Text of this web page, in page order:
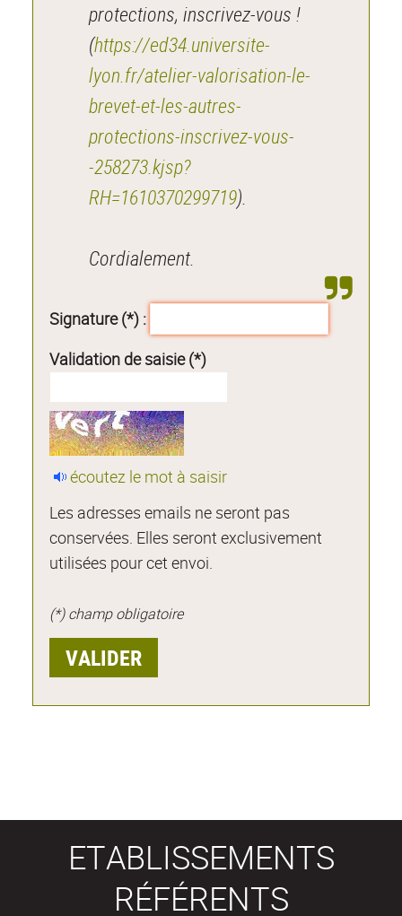
protections, inscrivez-vous !
(https://ed34.universite-
lyon.fr/atelier-valorisation-le-
brevet-et-les-autres-
protections-inscrivez-vous-
-258273.kjsp?
RH=1610370299719).
Cordialement.
Signature (*) :
Validation de saisie (*)
écoutez le mot à saisir
Les adresses emails ne seront pas
conservées. Elles seront exclusivement
utilisées pour cet envoi.
(*) champ obligatoire
ETABLISSEMENTS
RÉFÉRENTS